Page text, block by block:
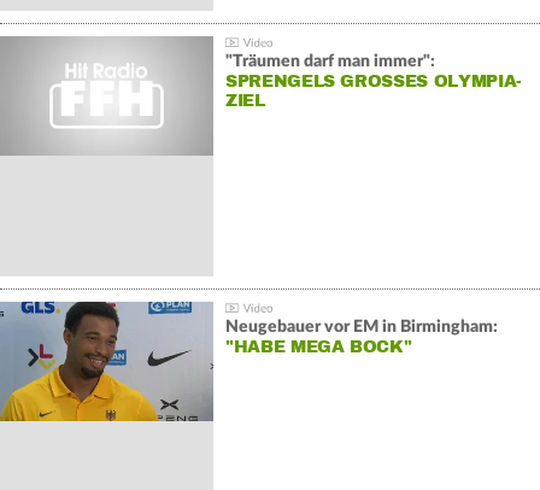
"Träumen darf man immer":
SPRENGELS GROSSES OLYMPIA-Z
IEL
Neugebauer vor EM in Birmingham:
"HABE MEGA BOCK"